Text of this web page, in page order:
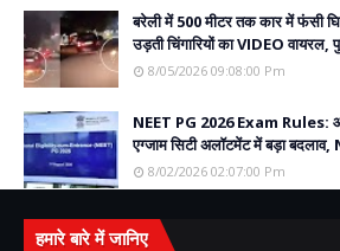
बरेली में 500 मीटर तक कार में फंसी
उड़ती चिंगारियों का VIDEO
8/05/2026 09:08:00 Pm
NEET PG 2026 Exam Rules:
एग्जाम सिटी अलॉटमेंट में बड़ा
8/02/2026 02:07:00 Pm
हमारे बारे में जानिए